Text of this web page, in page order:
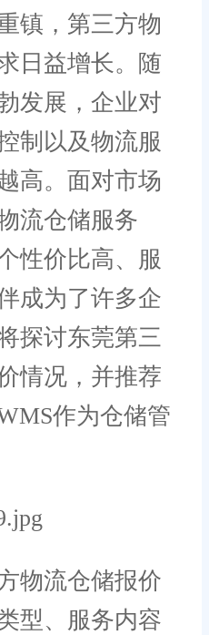
镇，第三方物
日益增长。随
发展，企业对
制以及物流服
高。面对市场
流仓储服务
性价比高、服
成为了许多企
探讨东莞第三
情况，并推荐
作为仓储管
流仓储报价
型、服务内容